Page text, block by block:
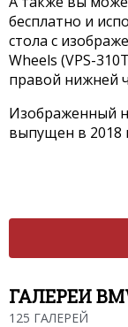
бесплатно и
стола с
Wheels (VPS-
правой нижней
Изображенный
выпущен в 2018
ГАЛЕРЕИ
125 ГАЛЕРЕЙ